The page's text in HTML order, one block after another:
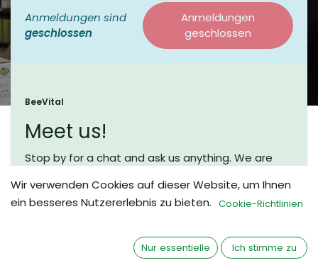
Anmeldungen sind
geschlossen
Anmeldungen
geschlossen
BeeVital
Meet us!
Stop by for a chat and ask us anything. We are
Our Booth Number is 54.
Wir verwenden Cookies auf dieser Website, um Ihnen
ein besseres Nutzererlebnis zu bieten. Cookie-Richtlinien
Nur essentielle Ich stimme zu